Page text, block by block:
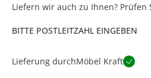
Liefern wir auch zu Ihnen? Prüfen
BITTE POSTLEITZAHL EINGEBEN
Lieferung durchMöbel Kraft